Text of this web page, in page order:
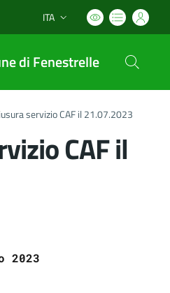
Lingua attiva:
ITA
di Fenestrelle
servizio CAF il 21.07.2023
CAF il
2023